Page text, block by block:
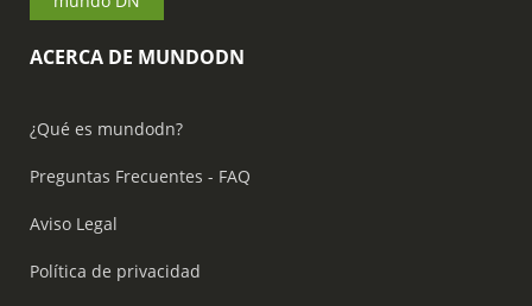
ACERCA DE MUNDODN
¿Qué es mundodn?
Preguntas Frecuentes - FAQ
Aviso Legal
Política de privacidad